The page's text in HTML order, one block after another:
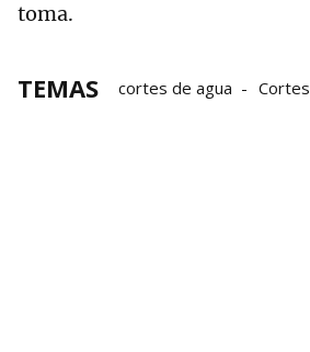
toma.
TEMAS cortes de agua Cortes